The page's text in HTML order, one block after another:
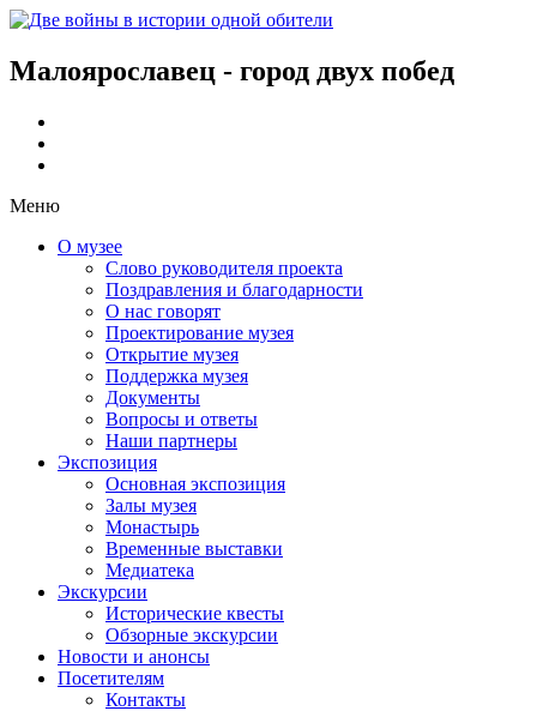
Малоярославец - город двух побед
Меню
О музее
Слово руководителя проекта
Поздравления и благодарности
О нас говорят
Проектирование музея
Открытие музея
Поддержка музея
Документы
Вопросы и ответы
Наши партнеры
Экспозиция
Основная экспозиция
Залы музея
Монастырь
Временные выставки
Медиатека
Экскурсии
Исторические квесты
Обзорные экскурсии
Новости и анонсы
Посетителям
Контакты